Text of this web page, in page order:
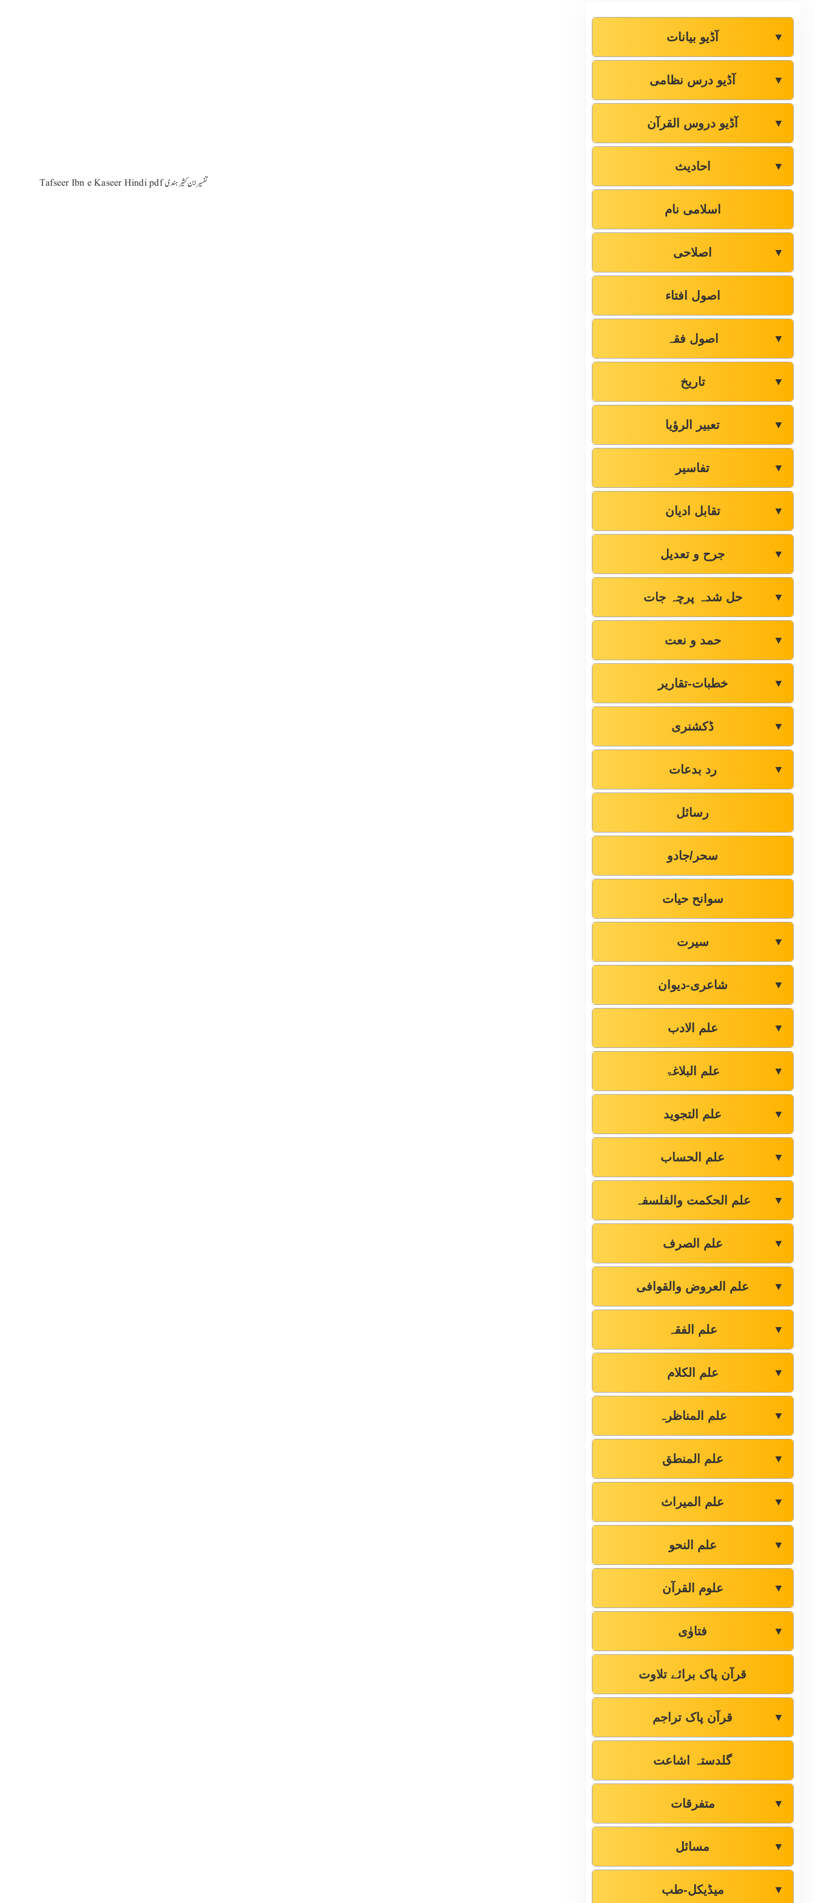
Tafseer Ibn e Kaseer Hindi pdf تفسیر ابن کثیر ہندی
آڈیو بیانات ▼
آڈیو درس نظامی ▼
آڈیو دروس القرآن ▼
احادیث ▼
اسلامی نام
اصلاحی ▼
اصول افتاء
اصول فقہ ▼
تاریخ ▼
تعبیر الرؤیا ▼
تفاسیر ▼
تقابل ادیان ▼
جرح و تعدیل ▼
حل شدہ پرچہ جات ▼
حمد و نعت ▼
خطبات-تقاریر ▼
ڈکشنری ▼
رد بدعات ▼
رسائل
سحر/جادو
سوانح حیات
سیرت ▼
شاعری-دیوان ▼
علم الادب ▼
علم البلاغۃ ▼
علم التجوید ▼
علم الحساب ▼
علم الحکمت والفلسفہ ▼
علم الصرف ▼
علم العروض والقوافی ▼
علم الفقہ ▼
علم الکلام ▼
علم المناظرہ ▼
علم المنطق ▼
علم المیراث ▼
علم النحو ▼
علوم القرآن ▼
فتاوٰی ▼
قرآن پاک برائے تلاوت
قرآن پاک تراجم ▼
گلدستہ اشاعت
متفرقات ▼
مسائل ▼
میڈیکل-طب ▼